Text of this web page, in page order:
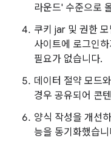
라운드' 수준으로
쿠키 jar 및 권한
사이트에 로그인
필요가 없습니다.
데이터 절약 모드
경우 공유되어 콘
양식 작성을 개선
능을 동기화했습니